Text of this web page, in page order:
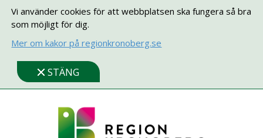
Vi använder cookies för att webbplatsen ska fungera så bra
som möjligt för dig.
Mer om kakor på regionkronoberg.se
STÄNG